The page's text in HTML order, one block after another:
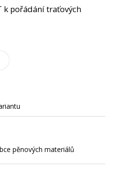
k pořádání traťových
pěnových materiálů